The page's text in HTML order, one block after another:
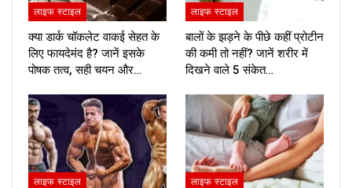
लाइफ स्टाइल
क्या डार्क चॉकलेट वाकई सेहत के
लिए फायदेमंद है? जानें इसके
पोषक तत्व, सही चयन और…
लाइफ स्टाइल
बालों के झड़ने के पीछे कहीं प्रोटीन
की कमी तो नहीं? जानें शरीर में
दिखने वाले 5 संकेत…
लाइफ स्टाइल लाइफ स्टाइल